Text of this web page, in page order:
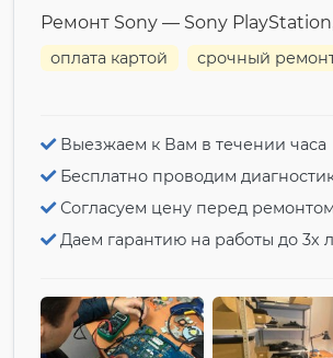
Ремонт Sony — Sony
оплата картой срочный
Выезжаем к Вам в течении часа
Бесплатно проводим
Согласуем цену перед ремонтом
Даем гарантию на работы до 3х